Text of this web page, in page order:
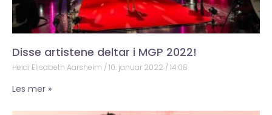
Disse artistene deltar i MGP 2022!
Heidi Elisabeth Aarsheim 10. januar 2022 14:08
Les mer »